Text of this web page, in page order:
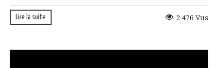
Lire la suite 2 476 Vus